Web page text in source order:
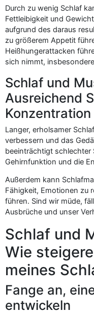
Durch zu wenig Schlaf
Fettleibigkeit und
aufgrund des daraus
zu größerem Appetit
Heißhungerattacken
sich nimmt,
Schlaf und
Ausreichend
Konzentration
Langer, erholsamer
verbessern und das
beeinträchtigt schlechter
Gehirnfunktion und die
Außerdem kann
Fähigkeit, Emotionen zu
führen. Sind wir müde,
Ausbrüche und unser
Schlaf und
Wie
meines
Fange an,
entwickeln